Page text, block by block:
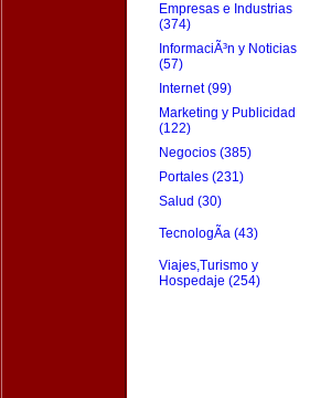
Empresas e Industrias
(374)
InformaciÃ³n y Noticias
(57)
Internet (99)
Marketing y Publicidad
(122)
Negocios (385)
Portales (231)
Salud (30)
TecnologÃ­a (43)
Viajes,Turismo y
Hospedaje (254)